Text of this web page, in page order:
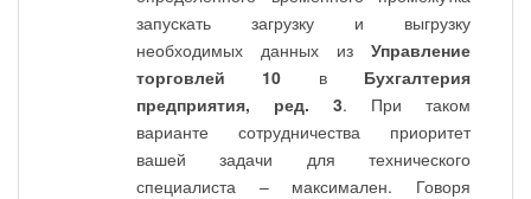
запускать загрузку и выгрузку
необходимых данных из Управление
торговлей 10 в Бухгалтерия
предприятия, ред. 3. При таком
варианте сотрудничества приоритет
вашей задачи для технического
специалиста – максимален. Говоря